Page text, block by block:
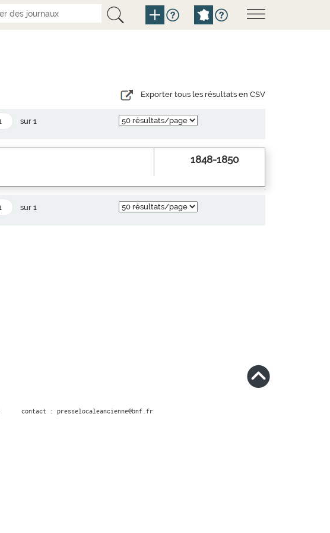
Exporter tous les résultats en CSV
sur 1
1848-1850
sur 1
contact : presselocaleancienne@bnf.fr